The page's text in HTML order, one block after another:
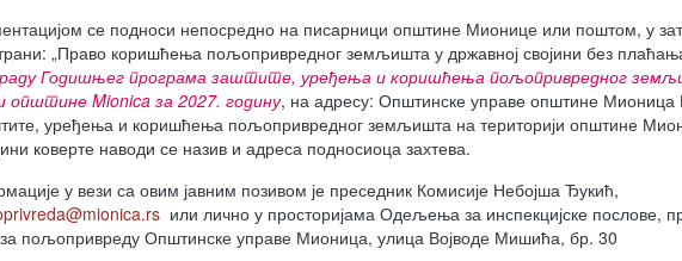
се подноси непосредно на писарници општине Мионице или поштом, у
„Право коришћења пољопривредног земљишта у државној својини без
Годишњег програма заштите, уређења и коришћења пољопривредног
општине Mionica за 2027. годину, на адресу: Општинске управе општине Мионица
уређења и коришћења пољопривредног земљишта на територији општине
коверте наводи се назив и адреса подносиоца захтева.
у вези са овим јавним позивом је преседник Комисије Небојша Ђукић,
или лично у просторијама Одељења за инспекцијске послове,
пољопривреду Општинске управе Мионица, улица Војводе Мишића, бр. 30